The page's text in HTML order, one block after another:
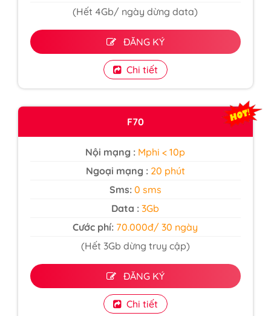
(Hết 4Gb/ ngày dừng data)
ĐĂNG KÝ
Chi tiết
F70
Nội mạng : Mphi < 10p
Ngoại mạng :20 phút
Sms:0 sms
Data : 3Gb
Cước phí: 70.000đ/ 30 ngày
(Hết 3Gb dừng truy cập)
ĐĂNG KÝ
Chi tiết